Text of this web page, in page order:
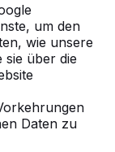
um den
wie unsere
sie über die
Daten zu